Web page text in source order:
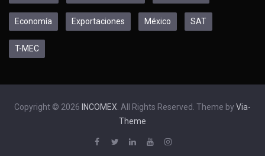
Economía Exportaciones México SAT
T-MEC
Copyright © 2026 INCOMEX. All Rights Reserved. Theme by Via-
Theme